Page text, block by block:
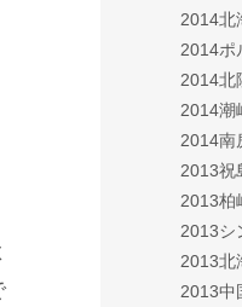
2014北
2014ポ
2014北
2014潮
2014南
2013祝
2013柏
2013シ
2013北
2013中